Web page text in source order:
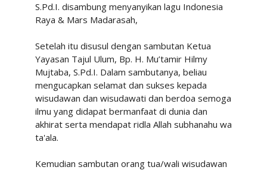
S.Pd.I. disambung menyanyikan lagu Indonesia
Raya & Mars Madarasah,
Setelah itu disusul dengan sambutan Ketua
Yayasan Tajul Ulum, Bp. H. Mu’tamir Hilmy
Mujtaba, S.Pd.I. Dalam sambutanya, beliau
mengucapkan selamat dan sukses kepada
wisudawan dan wisudawati dan berdoa semoga
ilmu yang didapat bermanfaat di dunia dan
akhirat serta mendapat ridla Allah subhanahu wa
ta'ala.
Kemudian sambutan orang tua/wali wisudawan